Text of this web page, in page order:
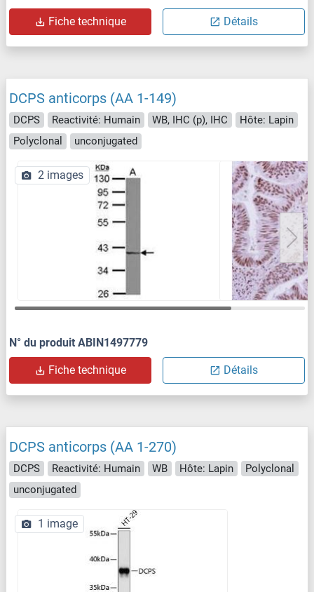
Fiche technique Détails
DCPS anticorps (AA 1-149)
DCPS Reactivité: Humain WB, IHC (p), IHC
Hôte: Lapin
Polyclonal
unconjugated
2 images
N° du produit ABIN1497779
Fiche technique Détails
DCPS anticorps (AA 1-270)
DCPS Reactivité: Humain WB Hôte: Lapin
Polyclonal
unconjugated
1 image